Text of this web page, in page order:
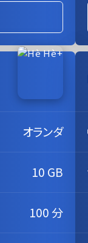
オランダ
10 GB
100 分